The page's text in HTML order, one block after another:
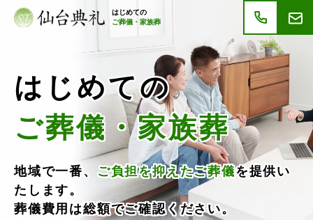
はじめての
ご葬儀・家族葬
はじめての
ご葬儀・家族葬
地域で一番、 ご負担を抑えたご葬儀を提供い
たします。
葬儀費用は総額でご確認ください。